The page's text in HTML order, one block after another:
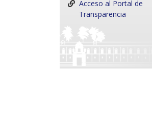
Acceso al Portal de
Transparencia